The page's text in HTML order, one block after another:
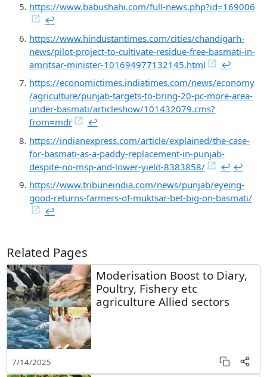
https://www.babushahi.com/full-news.php?id=169006
↩︎
https://www.hindustantimes.com/cities/chandigarh-
news/pilot-project-to-cultivate-residue-free-basmati-in-
amritsar-minister-101694977132145.html
↩︎
https://economictimes.indiatimes.com/news/economy
/agriculture/punjab-targets-to-bring-20-pc-more-area-
under-basmati/articleshow/101432079.cms?
from=mdr
↩︎
https://indianexpress.com/article/explained/the-case-
for-basmati-as-a-paddy-replacement-in-punjab-
despite-no-msp-and-lower-yield-8383858/
↩︎ ↩︎
https://www.tribuneindia.com/news/punjab/eyeing-
good-returns-farmers-of-muktsar-bet-big-on-basmati/
↩︎
Related Pages
Moderisation Boost to Diary,
Poultry, Fishery etc
agriculture Allied sectors
7/14/2025